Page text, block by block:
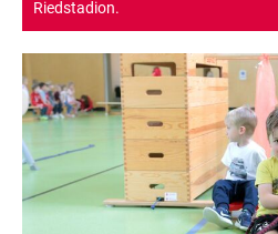
Riedstadion.